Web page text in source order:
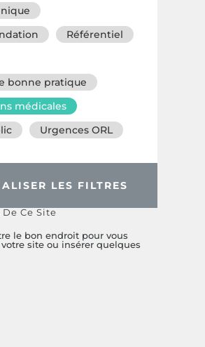
Référentiel
bonne pratique
médicales
Urgences ORL
LES FILTRES
De Ce Site
le bon endroit pour vous
site ou insérer quelques